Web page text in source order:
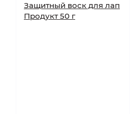
Защитный воск для лап
Продукт 50 г